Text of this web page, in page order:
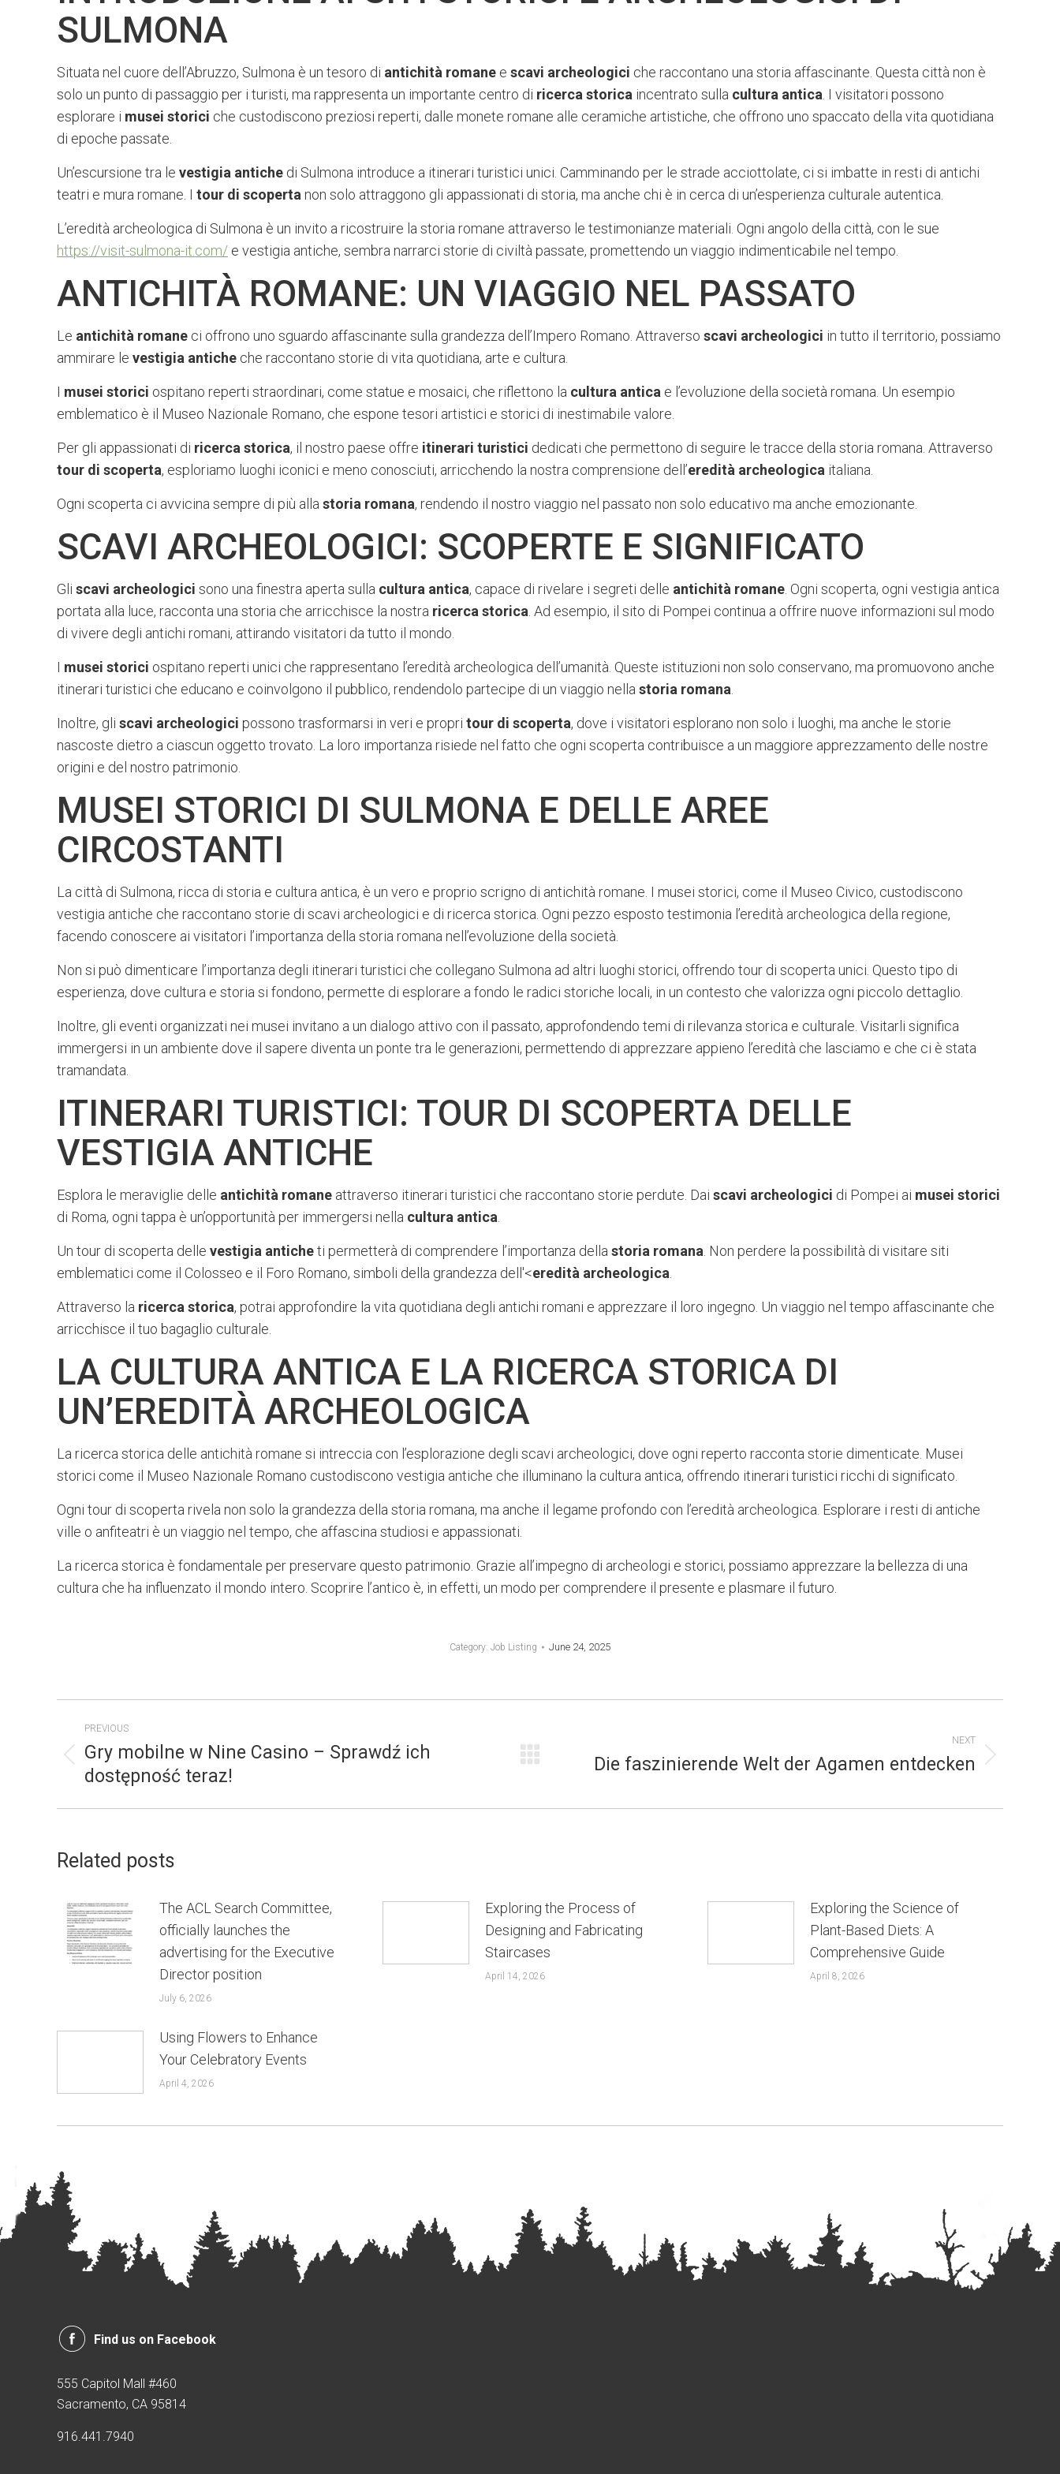
SULMONA
Situata nel cuore dell’Abruzzo, Sulmona è un tesoro di antichità romane e scavi archeologici che raccontano una storia affascinante. Questa città non è
solo un punto di passaggio per i turisti, ma rappresenta un importante centro di ricerca storica incentrato sulla cultura antica . I visitatori possono
esplorare i musei storici che custodiscono preziosi reperti, dalle monete romane alle ceramiche artistiche, che offrono uno spaccato della vita quotidiana
di epoche passate.
Un’escursione tra le vestigia antiche di Sulmona introduce a itinerari turistici unici. Camminando per le strade acciottolate, ci si imbatte in resti di antichi
teatri e mura romane. I tour di scoperta non solo attraggono gli appassionati di storia, ma anche chi è in cerca di un’esperienza culturale autentica.
L’eredità archeologica di Sulmona è un invito a ricostruire la storia romane attraverso le testimonianze materiali. Ogni angolo della città, con le sue
https://visit-sulmona-it.com/ e vestigia antiche, sembra narrarci storie di civiltà passate, promettendo un viaggio indimenticabile nel tempo.
ANTICHITÀ ROMANE: UN VIAGGIO NEL PASSATO
Le antichità romane ci offrono uno sguardo affascinante sulla grandezza dell’Impero Romano. Attraverso scavi archeologici in tutto il territorio, possiamo
ammirare le vestigia antiche che raccontano storie di vita quotidiana, arte e cultura.
I musei storici ospitano reperti straordinari, come statue e mosaici, che riflettono la cultura antica e l’evoluzione della società romana. Un esempio
emblematico è il Museo Nazionale Romano, che espone tesori artistici e storici di inestimabile valore.
Per gli appassionati di ricerca storica, il nostro paese offre itinerari turistici dedicati che permettono di seguire le tracce della storia romana. Attraverso
tour di scoperta, esploriamo luoghi iconici e meno conosciuti, arricchendo la nostra comprensione dell’eredità archeologica italiana.
Ogni scoperta ci avvicina sempre di più alla storia romana, rendendo il nostro viaggio nel passato non solo educativo ma anche emozionante.
SCAVI ARCHEOLOGICI: SCOPERTE E SIGNIFICATO
Gli scavi archeologici sono una finestra aperta sulla cultura antica, capace di rivelare i segreti delle antichità romane . Ogni scoperta, ogni vestigia antica
portata alla luce, racconta una storia che arricchisce la nostra ricerca storica . Ad esempio, il sito di Pompei continua a offrire nuove informazioni sul modo
di vivere degli antichi romani, attirando visitatori da tutto il mondo.
I musei storici ospitano reperti unici che rappresentano l’eredità archeologica dell’umanità. Queste istituzioni non solo conservano, ma promuovono anche
itinerari turistici che educano e coinvolgono il pubblico, rendendolo partecipe di un viaggio nella storia romana
Inoltre, gli scavi archeologici possono trasformarsi in veri e propri tour di scoperta, dove i visitatori esplorano non solo i luoghi, ma anche le storie
nascoste dietro a ciascun oggetto trovato. La loro importanza risiede nel fatto che ogni scoperta contribuisce a un maggiore apprezzamento delle nostre
origini e del nostro patrimonio.
MUSEI STORICI DI SULMONA E DELLE AREE
CIRCOSTANTI
La città di Sulmona, ricca di storia e cultura antica, è un vero e proprio scrigno di antichità romane. I musei storici, come il Museo Civico, custodiscono
vestigia antiche che raccontano storie di scavi archeologici e di ricerca storica. Ogni pezzo esposto testimonia l’eredità archeologica della regione,
facendo conoscere ai visitatori l’importanza della storia romana nell’evoluzione della società.
Non si può dimenticare l’importanza degli itinerari turistici che collegano Sulmona ad altri luoghi storici, offrendo tour di scoperta unici. Questo tipo di
esperienza, dove cultura e storia si fondono, permette di esplorare a fondo le radici storiche locali, in un contesto che valorizza ogni piccolo dettaglio.
Inoltre, gli eventi organizzati nei musei invitano a un dialogo attivo con il passato, approfondendo temi di rilevanza storica e culturale. Visitarli significa
immergersi in un ambiente dove il sapere diventa un ponte tra le generazioni, permettendo di apprezzare appieno l’eredità che lasciamo e che ci è stata
tramandata.
ITINERARI TURISTICI: TOUR DI SCOPERTA DELLE
VESTIGIA ANTICHE
Esplora le meraviglie delle antichità romane attraverso itinerari turistici che raccontano storie perdute. Dai scavi archeologici di Pompei ai musei storici
di Roma, ogni tappa è un’opportunità per immergersi nella cultura antica
Un tour di scoperta delle vestigia anticheti permetterà di comprendere l’importanza della storia romana . Non perdere la possibilità di visitare siti
emblematici come il Colosseo e il Foro Romano, simboli della grandezza dell'<eredità archeologica
Attraverso la ricerca storica, potrai approfondire la vita quotidiana degli antichi romani e apprezzare il loro ingegno. Un viaggio nel tempo affascinante che
arricchisce il tuo bagaglio culturale.
LA CULTURA ANTICA E LA RICERCA STORICA DI
UN’EREDITÀ ARCHEOLOGICA
La ricerca storica delle antichità romane si intreccia con l’esplorazione degli scavi archeologici, dove ogni reperto racconta storie dimenticate. Musei
storici come il Museo Nazionale Romano custodiscono vestigia antiche che illuminano la cultura antica, offrendo itinerari turistici ricchi di significato.
Ogni tour di scoperta rivela non solo la grandezza della storia romana, ma anche il legame profondo con l’eredità archeologica. Esplorare i resti di antiche
ville o anfiteatri è un viaggio nel tempo, che affascina studiosi e appassionati.
La ricerca storica è fondamentale per preservare questo patrimonio. Grazie all’impegno di archeologi e storici, possiamo apprezzare la bellezza di una
cultura che ha influenzato il mondo intero. Scoprire l’antico è, in effetti, un modo per comprendere il presente e plasmare il futuro.
Category: Job Listing June 24, 2025
POST
NAVIGATION
PREVIOUS
Previous
post:
Gry mobilne w Nine Casino – Sprawdź ich
dostępność teraz!
NEXT
Die faszinierende Welt der Agamen entdecken
Related posts
The ACL Search Committee,
officially launches the
advertising for the Executive
Director position
July 6, 2026
Exploring the Process of
Designing and Fabricating
Staircases
April 14, 2026
Exploring the Science of
Plant-Based Diets: A
Comprehensive Guide
April 8, 2026
Using Flowers to Enhance
Your Celebratory Events
April 4, 2026
Find us on Facebook
555 Capitol Mall #460
Sacramento, CA 95814
916.441.7940